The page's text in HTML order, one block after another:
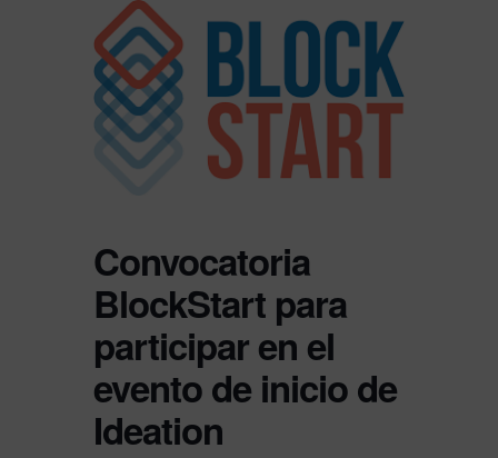
Convocatoria
BlockStart para
participar en el
evento de inicio de
Ideation